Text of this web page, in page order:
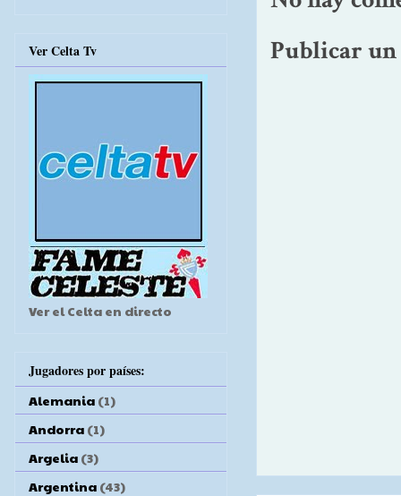
Publicar
Ver Celta Tv
Ver el Celta en directo
Jugadores por países:
Alemania (1)
Andorra (1)
Argelia (3)
Argentina (43)